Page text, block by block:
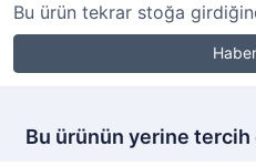
Bu ürün tekrar stoğa
Bu ürünün yerine